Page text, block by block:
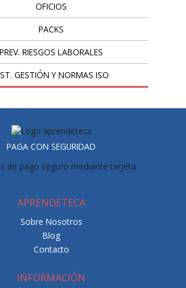
OFICIOS
PACKS
PREV. RIESGOS LABORALES
GESTIÓN Y NORMAS ISO
PAGA CON SEGURIDAD
APRENDETECA
Sobre Nosotros
Blog
Contacto
INFORMACIÓN